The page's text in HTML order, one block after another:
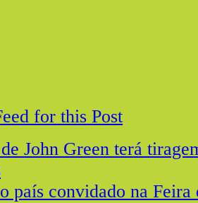
for this Post
John Green terá
país convidado na